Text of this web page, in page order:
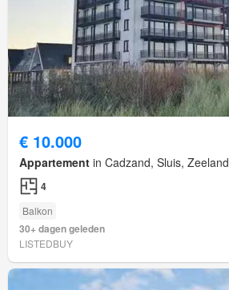
€ 10.000
Appartement in Cadzand, Sluis, Zeeland
4
Balkon
30+ dagen geleden
LISTEDBUY